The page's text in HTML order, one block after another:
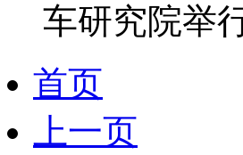
车研究院举
首页
上一页